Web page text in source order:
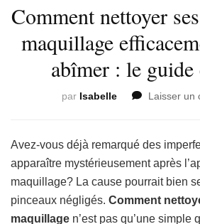
Comment nettoyer
maquillage
abîmer : le
par Isabelle Laisser un
Avez-vous déjà remarqué des
apparaître mystérieusement après
maquillage? La cause pourrait bien
pinceaux négligés. Comment
maquillage n’est pas qu’une simple